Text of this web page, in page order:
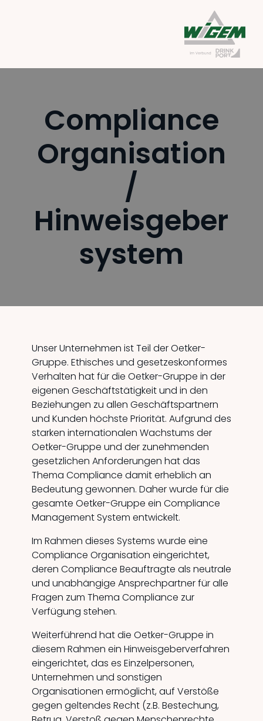
Compliance
Organisation
/
Hinweisgeber
system
Unser Unternehmen ist Teil der Oetker-
Gruppe. Ethisches und gesetzeskonformes
Verhalten hat für die Oetker-Gruppe in der
eigenen Geschäftstätigkeit und in den
Beziehungen zu allen Geschäftspartnern
und Kunden höchste Priorität. Aufgrund des
starken internationalen Wachstums der
Oetker-Gruppe und der zunehmenden
gesetzlichen Anforderungen hat das
Thema Compliance damit erheblich an
Bedeutung gewonnen. Daher wurde für die
gesamte Oetker-Gruppe ein Compliance
Management System entwickelt.
Im Rahmen dieses Systems wurde eine
Compliance Organisation eingerichtet,
deren Compliance Beauftragte als neutrale
und unabhängige Ansprechpartner für alle
Fragen zum Thema Compliance zur
Verfügung stehen.
Weiterführend hat die Oetker-Gruppe in
diesem Rahmen ein Hinweisgeberverfahren
eingerichtet, das es Einzelpersonen,
Unternehmen und sonstigen
Organisationen ermöglicht, auf Verstöße
gegen geltendes Recht (z.B. Bestechung,